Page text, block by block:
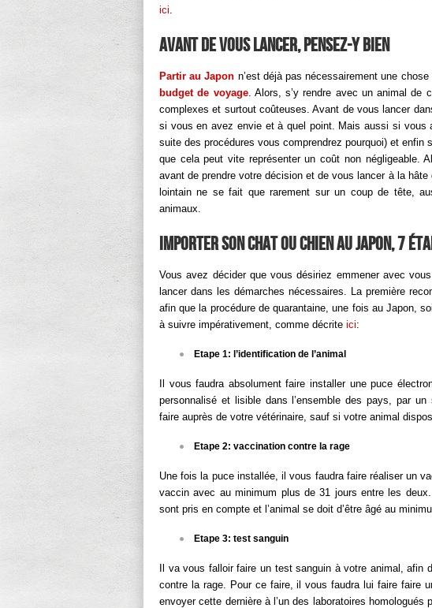
ici.
Avant de vous lancer, pensez-y bien
Partir au Japon n’est déjà pas nécessairement une
budget de voyage. Alors, s’y rendre avec un animal de
complexes et surtout coûteuses. Avant de vous lancer
si vous en avez envie et à quel point. Mais aussi si
suite des procédures vous comprendrez pourquoi) et
que cela peut vite représenter un coût non négligeable.
avant de prendre votre décision et de vous lancer à la
lointain ne se fait que rarement sur un coup de tête,
animaux.
Importer son chat ou chien au Japon, 7
Vous avez décider que vous désiriez emmener avec
lancer dans les démarches nécessaires. La première
afin que la procédure de quarantaine, une fois au Japon,
à suivre impérativement, comme décrite ici:
Etape 1: l’identification de l’animal
Il vous faudra absolument faire installer une puce
personnalisé et lisible dans l’ensemble des pays, par
faire auprès de votre vétérinaire, sauf si votre animal
Etape 2: vaccination contre la rage
Une fois la puce installée, il vous faudra faire réaliser un
vaccin avec au minimum plus de 31 jours entre les
sont pris en compte et l’animal se doit d’être âgé au
Etape 3: test sanguin
Il va vous falloir faire un test sanguin à votre animal, afin
contre la rage. Pour ce faire, il vous faudra lui faire faire
envoyer cette dernière à l’un des laboratoires homologués